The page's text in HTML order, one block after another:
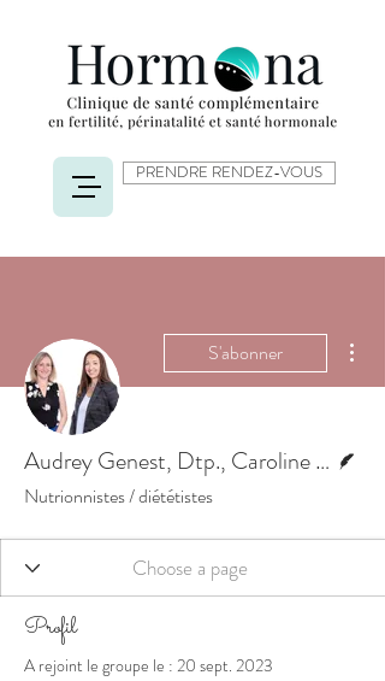
PRENDRE RENDEZ-VOUS
S'abonner
Audrey Genest, Dtp., Caroline Tanguay, Dtp.
Nutrionnistes / diététistes
Profil
A rejoint le groupe le : 20 sept. 2023